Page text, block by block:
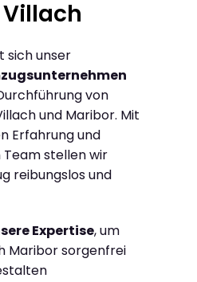
sich unser
von
und Maribor. Mit
Erfahrung und
stellen wir
reibungslos und
Expertise, um
Maribor sorgenfrei